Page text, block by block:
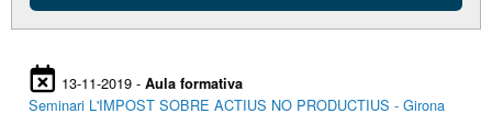
13-11-2019 - Aula formativa
Seminari L'IMPOST SOBRE ACTIUS NO PRODUCTIUS - Girona